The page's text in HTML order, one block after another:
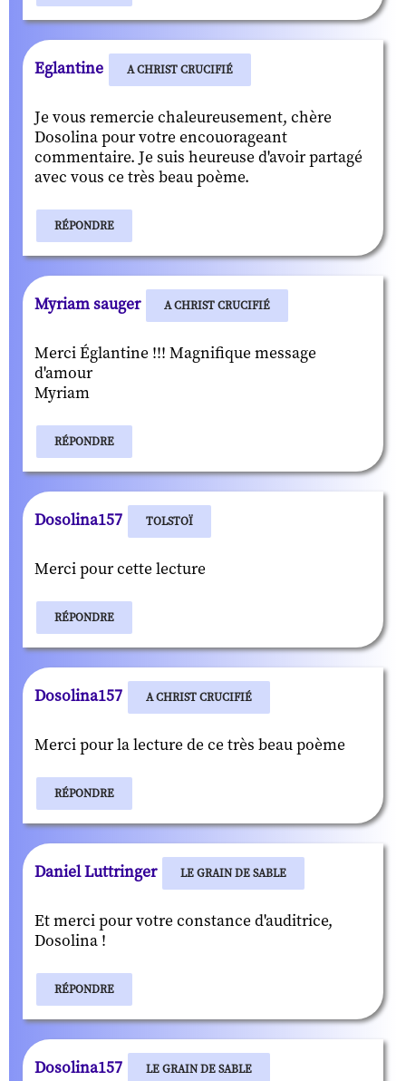
Eglantine A CHRIST CRUCIFIÉ
Je vous remercie chaleureusement, chère
Dosolina pour votre encouorageant
commentaire. Je suis heureuse d'avoir partagé
avec vous ce très beau poème.
RÉPONDRE
Myriam sauger A CHRIST CRUCIFIÉ
Merci Églantine !!! Magnifique message
d'amour
Myriam
RÉPONDRE
Dosolina157 TOLSTOÏ
Merci pour cette lecture
RÉPONDRE
Dosolina157 A CHRIST CRUCIFIÉ
Merci pour la lecture de ce très beau poème
RÉPONDRE
Daniel Luttringer LE GRAIN DE SABLE
Et merci pour votre constance d'auditrice,
Dosolina !
RÉPONDRE
Dosolina157 LE GRAIN DE SABLE